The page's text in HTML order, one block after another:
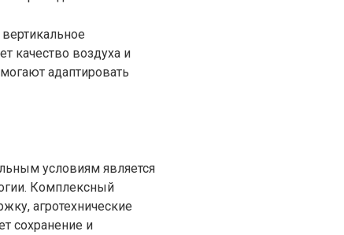
качество воздуха и
адаптировать
условиям является
Комплексный
агротехнические
сохранение и